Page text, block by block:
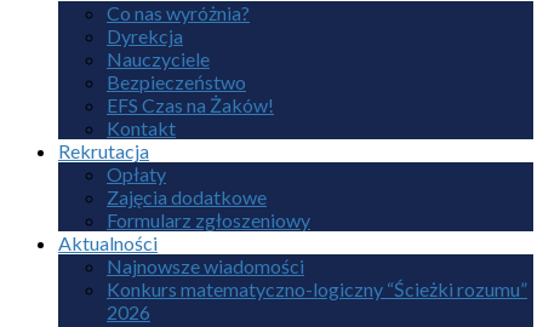
Co nas wyróżnia?
Dyrekcja
Nauczyciele
Bezpieczeństwo
EFS Czas na Żaków!
Kontakt
Rekrutacja
Opłaty
Zajęcia dodatkowe
Formularz zgłoszeniowy
Aktualności
Najnowsze wiadomości
Konkurs matematyczno-logiczny “Ścieżki rozumu”
2026